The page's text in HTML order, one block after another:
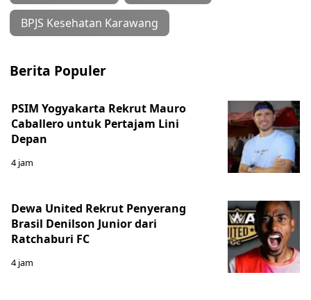
BPJS Kesehatan Karawang
Berita Populer
PSIM Yogyakarta Rekrut Mauro
Caballero untuk Pertajam Lini
Depan
4 jam
Dewa United Rekrut Penyerang
Brasil Denilson Junior dari
Ratchaburi FC
4 jam